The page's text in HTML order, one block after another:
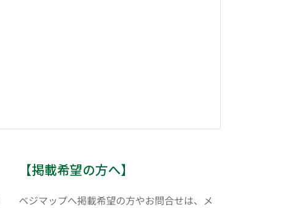
【掲載希望の方へ】
ベジマップへ掲載希望の方やお問合せは、メ